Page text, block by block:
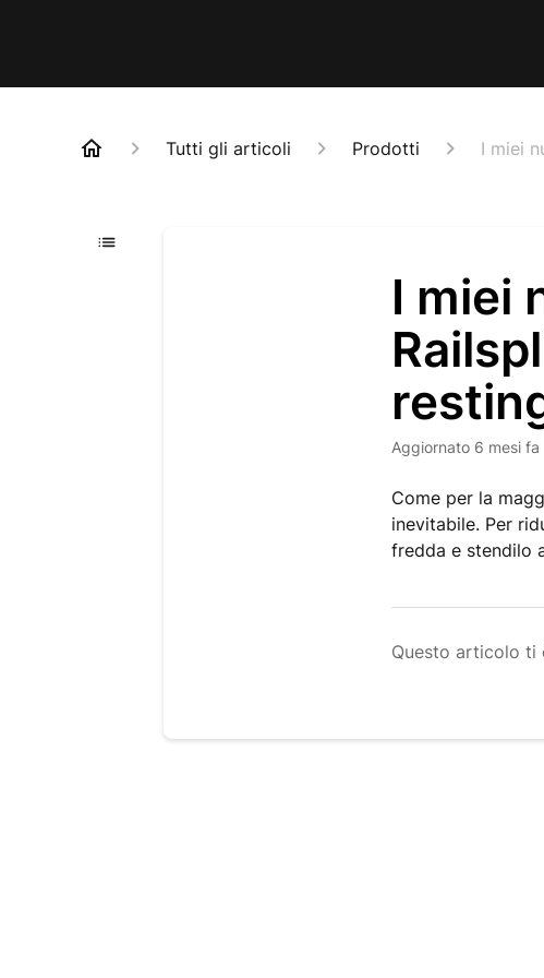
Tutti gli articoli Prodotti I miei
I miei
Aggiornato 6 mesi fa
Come per la
inevitabile. Per
fredda e stendilo
Questo articolo ti